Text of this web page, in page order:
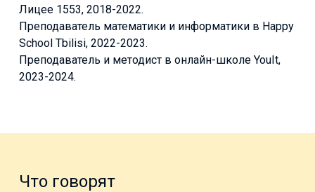
Лицее 1553, 2018-2022.
Преподаватель математики и информатики в Happy
School Tbilisi, 2022-2023.
Преподаватель и методист в онлайн-школе YouIt,
2023-2024.
Что говорят